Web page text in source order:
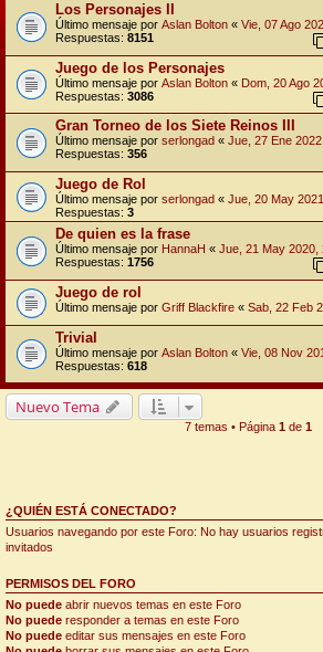
Los Personajes II
Último mensaje por Aslan Bolton « Vie, 07 Ago
Respuestas: 8151
Juego de los Personajes
Último mensaje por Aslan Bolton « Dom, 20 Ago
Respuestas: 3086
Gran Torneo de los Siete Reinos III
Último mensaje por serlongad « Jue, 27 Ene
Respuestas: 356
Juego de Rol
Último mensaje por serlongad « Jue, 20 May
Respuestas: 3
De quien es la frase
Último mensaje por HannaH « Jue, 21 May 2020,
Respuestas: 1756
Juego de rol
Último mensaje por Griff Blackfire « Sab, 22 Feb
Trivial
Último mensaje por Aslan Bolton « Vie, 08 Nov
Respuestas: 618
Nuevo Tema
7 temas • Página 1de 1
¿QUIÉN ESTÁ CONECTADO?
Usuarios navegando por este Foro: No hay usuarios
invitados
PERMISOS DEL FORO
No puede abrir nuevos temas en este Foro
No puede responder a temas en este Foro
No puede editar sus mensajes en este Foro